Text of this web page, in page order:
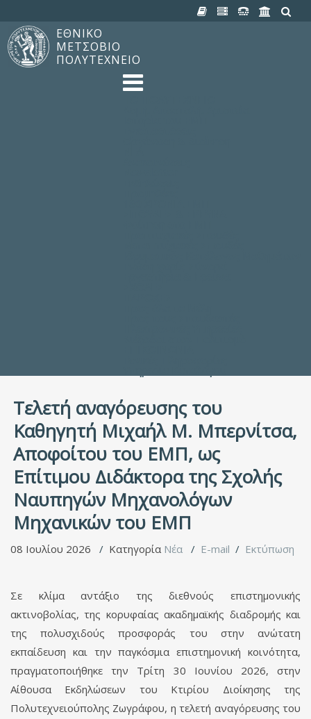
ΕΘΝΙΚΟ
ΜΕΤΣΟΒΙΟ
ΠΟΛΥΤΕΧΝΕΙΟ
Τελετή αναγόρευσης του
Καθηγητή Μιχαήλ Μ. Μπερνίτσα,
Αποφοίτου του ΕΜΠ, ως
Επίτιμου Διδάκτορα της Σχολής
Ναυπηγών Μηχανολόγων
Μηχανικών του ΕΜΠ
08 Ιουλίου 2026 Κατηγορία Νέα E-mail Εκτύπωση
Σε κλίμα αντάξιο της διεθνούς επιστημονικής
ακτινοβολίας, της κορυφαίας ακαδημαϊκής διαδρομής και
της πολυσχιδούς προσφοράς του στην ανώτατη
εκπαίδευση και την παγκόσμια επιστημονική κοινότητα,
πραγματοποιήθηκε την Τρίτη 30 Ιουνίου 2026, στην
Αίθουσα Εκδηλώσεων του Κτιρίου Διοίκησης της
Πολυτεχνειούπολης Ζωγράφου, η τελετή αναγόρευσης του